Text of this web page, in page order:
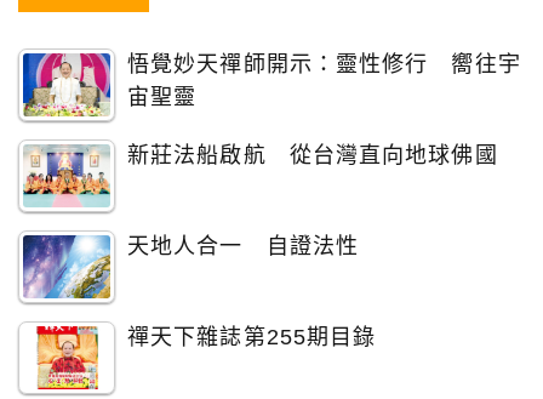
悟覺妙天禪師開示：靈性修行 嚮往宇
宙聖靈
新莊法船啟航 從台灣直向地球佛國
天地人合一 自證法性
禪天下雜誌第255期目錄